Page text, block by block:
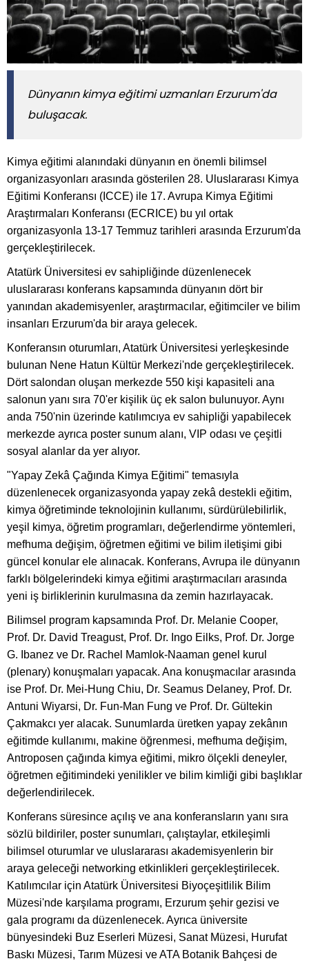
Dünyanın kimya eğitimi uzmanları Erzurum'da
buluşacak.
Kimya eğitimi alanındaki dünyanın en önemli bilimsel
organizasyonları arasında gösterilen 28. Uluslararası Kimya
Eğitimi Konferansı (ICCE) ile 17. Avrupa Kimya Eğitimi
Araştırmaları Konferansı (ECRICE) bu yıl ortak
organizasyonla 13-17 Temmuz tarihleri arasında Erzurum'da
gerçekleştirilecek.
Atatürk Üniversitesi ev sahipliğinde düzenlenecek
uluslararası konferans kapsamında dünyanın dört bir
yanından akademisyenler, araştırmacılar, eğitimciler ve bilim
insanları Erzurum'da bir araya gelecek.
Konferansın oturumları, Atatürk Üniversitesi yerleşkesinde
bulunan Nene Hatun Kültür Merkezi'nde gerçekleştirilecek.
Dört salondan oluşan merkezde 550 kişi kapasiteli ana
salonun yanı sıra 70'er kişilik üç ek salon bulunuyor. Aynı
anda 750'nin üzerinde katılımcıya ev sahipliği yapabilecek
merkezde ayrıca poster sunum alanı, VIP odası ve çeşitli
sosyal alanlar da yer alıyor.
"Yapay Zekâ Çağında Kimya Eğitimi" temasıyla
düzenlenecek organizasyonda yapay zekâ destekli eğitim,
kimya öğretiminde teknolojinin kullanımı, sürdürülebilirlik,
yeşil kimya, öğretim programları, değerlendirme yöntemleri,
mefhuma değişim, öğretmen eğitimi ve bilim iletişimi gibi
güncel konular ele alınacak. Konferans, Avrupa ile dünyanın
farklı bölgelerindeki kimya eğitimi araştırmacıları arasında
yeni iş birliklerinin kurulmasına da zemin hazırlayacak.
Bilimsel program kapsamında Prof. Dr. Melanie Cooper,
Prof. Dr. David Treagust, Prof. Dr. Ingo Eilks, Prof. Dr. Jorge
G. Ibanez ve Dr. Rachel Mamlok-Naaman genel kurul
(plenary) konuşmaları yapacak. Ana konuşmacılar arasında
ise Prof. Dr. Mei-Hung Chiu, Dr. Seamus Delaney, Prof. Dr.
Antuni Wiyarsi, Dr. Fun-Man Fung ve Prof. Dr. Gültekin
Çakmakcı yer alacak. Sunumlarda üretken yapay zekânın
eğitimde kullanımı, makine öğrenmesi, mefhuma değişim,
Antroposen çağında kimya eğitimi, mikro ölçekli deneyler,
öğretmen eğitimindeki yenilikler ve bilim kimliği gibi başlıklar
değerlendirilecek.
Konferans süresince açılış ve ana konferansların yanı sıra
sözlü bildiriler, poster sunumları, çalıştaylar, etkileşimli
bilimsel oturumlar ve uluslararası akademisyenlerin bir
araya geleceği networking etkinlikleri gerçekleştirilecek.
Katılımcılar için Atatürk Üniversitesi Biyoçeşitlilik Bilim
Müzesi'nde karşılama programı, Erzurum şehir gezisi ve
gala programı da düzenlenecek. Ayrıca üniversite
bünyesindeki Buz Eserleri Müzesi, Sanat Müzesi, Hurufat
Baskı Müzesi, Tarım Müzesi ve ATA Botanik Bahçesi de